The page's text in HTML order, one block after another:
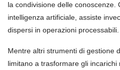
la condivisione delle conoscenze.
intelligenza artificiale, assiste
dispersi in operazioni processabili.
Mentre altri strumenti di gestione
limitano a trasformare gli